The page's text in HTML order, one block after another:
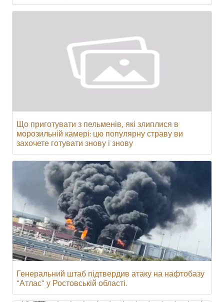
Що приготувати з пельменів, які злиплися в
морозильній камері: цю популярну страву ви
захочете готувати знову і знову
Генеральний штаб підтвердив атаку на нафтобазу
"Атлас" у Ростовській області.